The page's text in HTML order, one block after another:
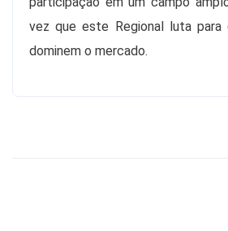
vez que este Regional luta para
dominem o mercado.